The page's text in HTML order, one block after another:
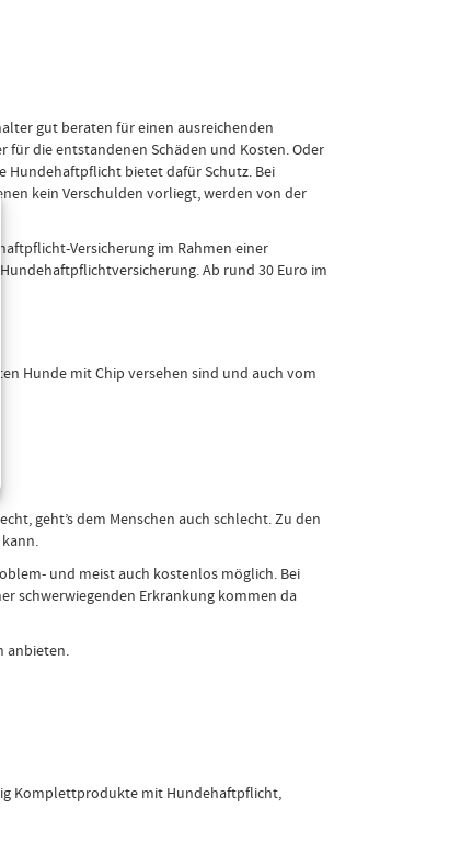
gut beraten für einen ausreichenden
für die entstandenen Schäden und Kosten. Oder
Hundehaftpflicht bietet dafür Schutz. Bei
kein Verschulden vorliegt, werden von der
Versicherung im Rahmen einer
Ab rund 30 Euro im
Hunde mit Chip versehen sind und auch vom
geht’s dem Menschen auch schlecht. Zu den
und meist auch kostenlos möglich. Bei
schwerwiegenden Erkrankung kommen da
anbieten.
Komplettprodukte mit Hundehaftpflicht,